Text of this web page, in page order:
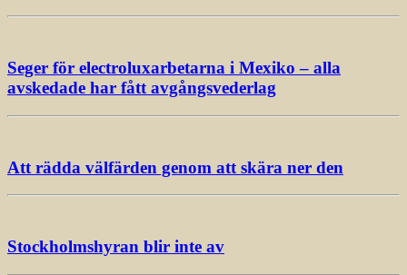
Seger för electroluxarbetarna i Mexiko – alla
avskedade har fått avgångsvederlag
Att rädda välfärden genom att skära ner den
Stockholmshyran blir inte av